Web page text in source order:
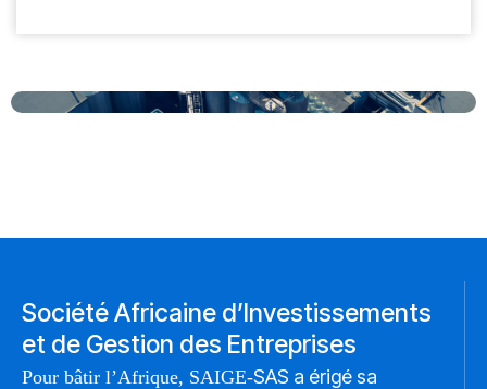
Société Africaine d’Investissements
et de Gestion des Entreprises
Pour bâtir l’Afrique, SAIGE-SAS a érigé sa